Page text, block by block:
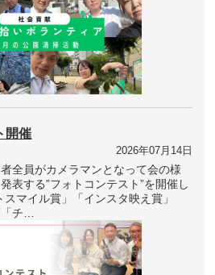
開催
2026年07月14日
全員がカメラマンとなって会の様
表する”フォトコンテスト”を開催し
マイル賞」「インスタ映え賞」
チ…